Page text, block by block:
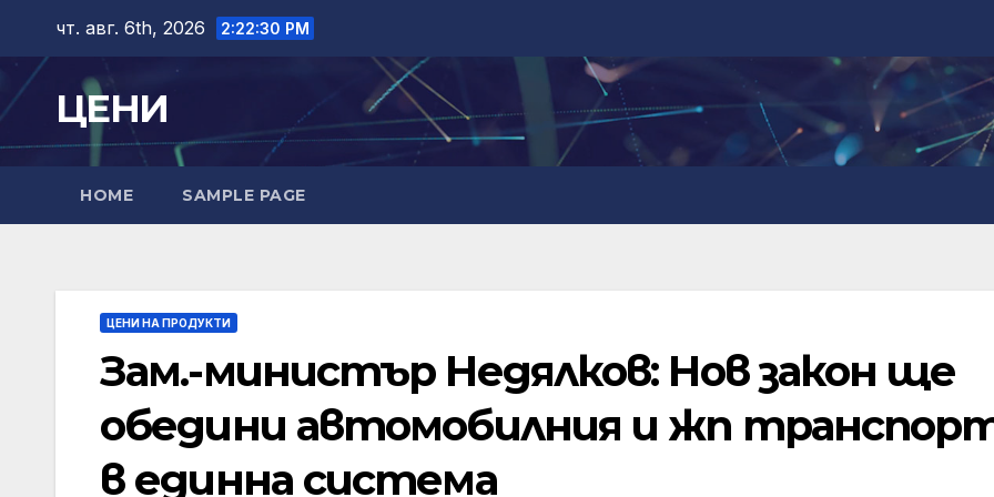
content
чт. авг. 6th, 2026 2:22:32 PM
ЦЕНИ
HOME SAMPLE PAGE
ЦЕНИ НА ПРОДУКТИ
Зам.-министър Недялков: Нов закон ще
обедини автомобилния и жп
в единна система